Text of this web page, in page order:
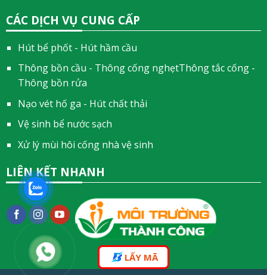
CÁC DỊCH VỤ CUNG CẤP
Hút bể phốt - Hút hầm cầu
Thông bồn cầu - Thông cống nghẹtThông tắc cống -
Thông bồn rửa
Nạo vét hố ga - Hút chất thải
Vệ sinh bể nước sạch
Xử lý mùi hôi cống nhà vệ sinh
LIÊN KẾT NHANH
LẤY MÃ